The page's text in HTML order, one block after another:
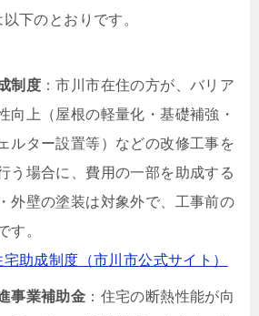
下のとおりです。
制度 ：市川市在住の方が、バリア
向上（屋根の軽量化・基礎補強・
ルター設置等）などの改修工事を
う場合に、費用の一部を助成する
外壁の塗装は対象外で、工事前の
す。
助成制度（市川市公式サイト）
事業補助金 ：住宅の断熱性能が向